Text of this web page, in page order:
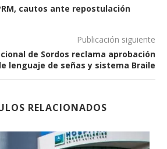
cautos ante repostulación
Publicación siguiente
de Sordos reclama aprobación
lenguaje de señas y sistema Braile
RELACIONADOS